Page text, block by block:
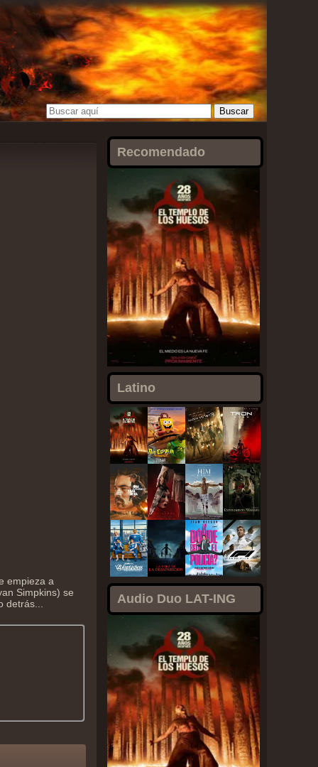
Recomendado
Latino
Audio Duo LAT-ING
empieza a
Simpkins) se